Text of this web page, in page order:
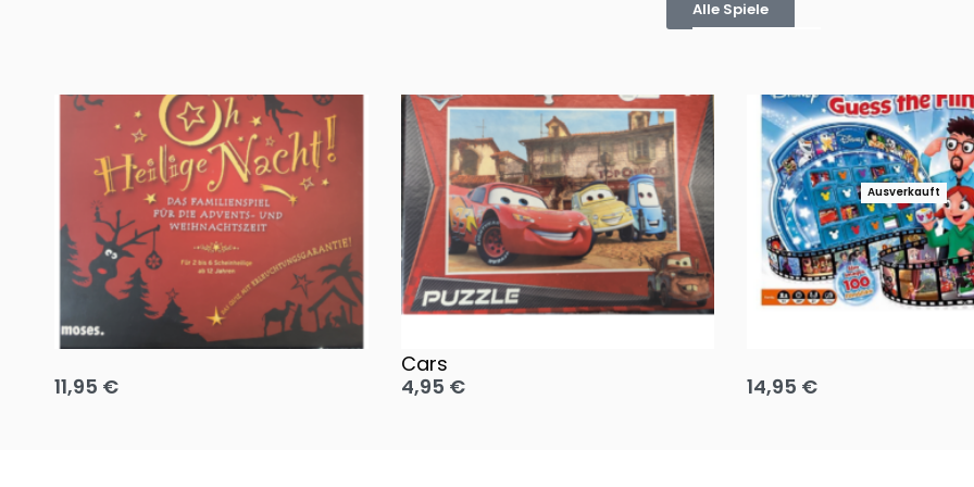
Alle Spiele
Oh, heilige Nacht!
11,95 €
Cars
4,95 €
Ausverkauft
14,95 €